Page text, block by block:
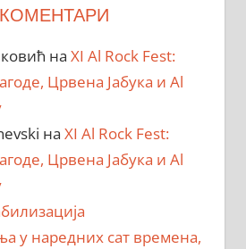
на XI Al Rock Fest:
Црвена Јабука и Al
на XI Al Rock Fest:
Црвена Јабука и Al
у наредних сат времена,